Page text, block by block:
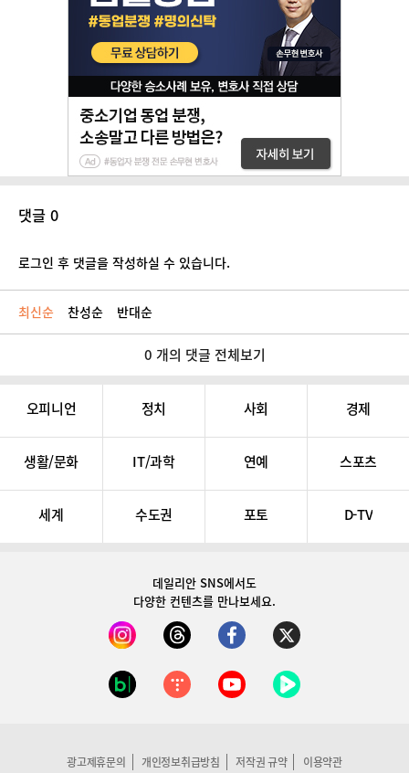
댓글 0
로그인 후 댓글을 작성하실 수 있습니다.
최신순 찬성순 반대순
0 개의 댓글 전체보기
오피니언 정치 사회 경제
생활/문화 IT/과학 연예 스포츠
세계 수도권 포토 D-TV
데일리안 SNS에서도
다양한 컨텐츠를 만나보세요.
광고제휴문의 개인정보취급방침 저작권 규약 이용약관